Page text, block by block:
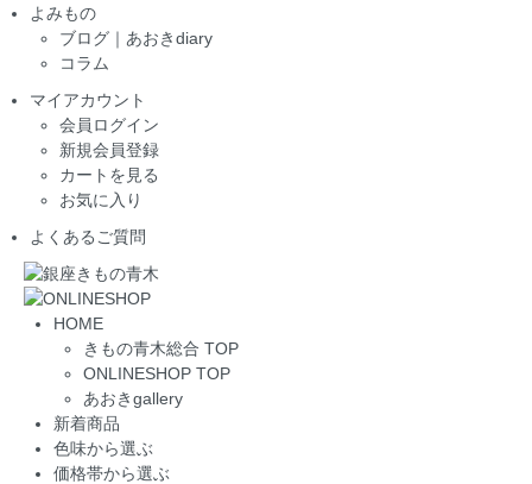
よみもの
ブログ｜あおきdiary
コラム
マイアカウント
会員ログイン
新規会員登録
カートを見る
お気に入り
よくあるご質問
HOME
きもの青木総合 TOP
ONLINESHOP TOP
あおきgallery
新着商品
色味から選ぶ
価格帯から選ぶ